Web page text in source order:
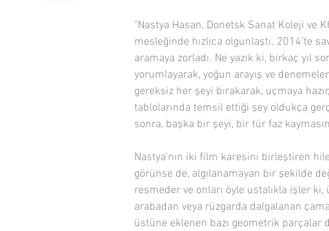
"Nastya Hasan, Donetsk Sanat Koleji
mesleğinde hızlıca olgunlaştı. 2014'te
aramaya zorladı. Ne yazık ki, birkaç yıl
yorumlayarak, yoğun arayış ve
gereksiz her şeyi bırakarak, uçmaya
tablolarında temsil ettiği şey oldukça
sonra, başka bir şeyi, bir tür faz
Nastya'nın iki film karesini birleştiren
görünse de, algılanamayan bir şekilde
resmeder ve onları öyle ustalıkla işler
arabadan veya rüzgarda dalgalanan
üstüne eklenen bazı geometrik